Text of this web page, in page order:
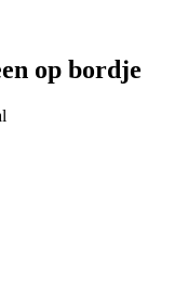
op bordje